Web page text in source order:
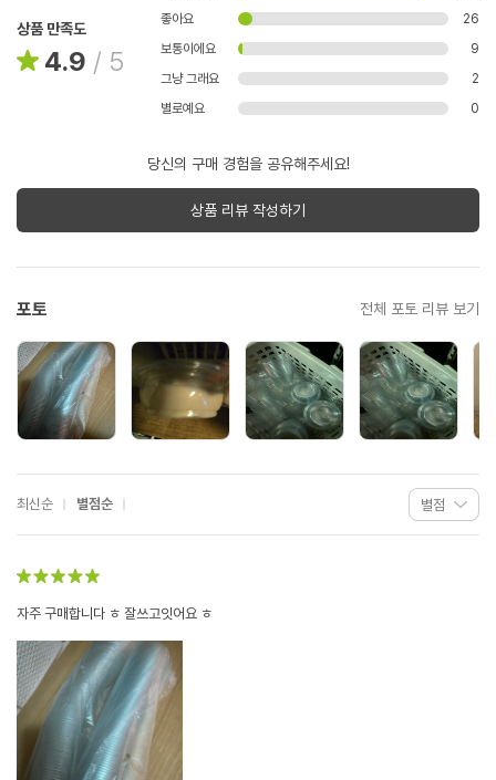
상품 만족도
4.9 / 5
좋아요
26
보통이에요
9
그냥 그래요
2
별로예요
0
당신의 구매 경험을 공유해주세요!
상품 리뷰 작성하기
포토 전체 포토 리뷰 보기
최신순 별점순
자주 구매합니다 ㅎ 잘쓰고잇어요 ㅎ